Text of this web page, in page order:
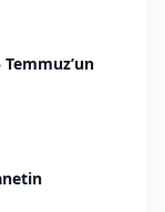
Temmuz’un